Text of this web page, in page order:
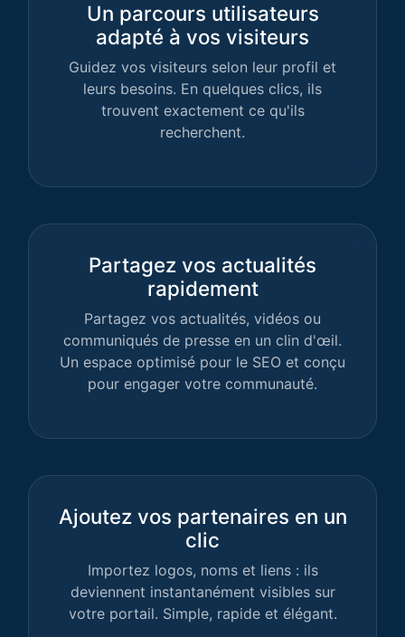
Un parcours utilisateurs
adapté à vos visiteurs
Guidez vos visiteurs selon leur profil et
leurs besoins. En quelques clics, ils
trouvent exactement ce qu'ils
recherchent.
Partagez vos actualités
rapidement
Partagez vos actualités, vidéos ou
communiqués de presse en un clin d'œil.
Un espace optimisé pour le SEO et conçu
pour engager votre communauté.
Ajoutez vos partenaires en un
clic
Importez logos, noms et liens : ils
deviennent instantanément visibles sur
votre portail. Simple, rapide et élégant.